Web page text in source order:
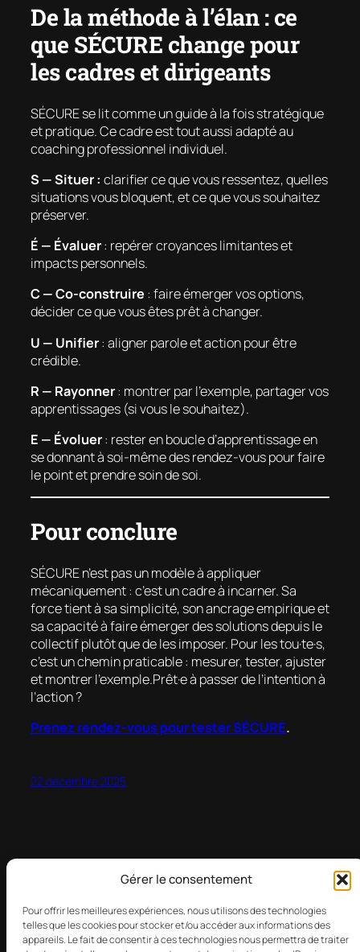
Gérer le consentement
Pour offrir les meilleures expériences, nous utilisons des technologies
telles que les cookies pour stocker et/ou accéder aux informations des
appareils. Le fait de consentir à ces technologies nous permettra de traiter
De la méthode à l’élan : ce
que SÉCURE change pour
les cadres et dirigeants
SÉCURE se lit comme un guide à la fois stratégique
et pratique. Ce cadre est tout aussi adapté au
coaching professionnel individuel.
S — Situer : clarifier ce que vous ressentez, quelles
situations vous bloquent, et ce que vous souhaitez
préserver.
É — Évaluer: repérer croyances limitantes et
impacts personnels.
C — Co-construire : faire émerger vos options,
décider ce que vous êtes prêt à changer.
U — Unifier: aligner parole et action pour être
crédible.
R — Rayonner: montrer par l’exemple, partager vos
apprentissages (si vous le souhaitez).
E — Évoluer: rester en boucle d’apprentissage en
se donnant à soi-même des rendez-vous pour faire
le point et prendre soin de soi.
Pour conclure
SÉCURE n’est pas un modèle à appliquer
mécaniquement : c’est un cadre à incarner. Sa
force tient à sa simplicité, son ancrage empirique et
sa capacité à faire émerger des solutions depuis le
collectif plutôt que de les imposer. Pour les tou·te·s,
c’est un chemin praticable : mesurer, tester, ajuster
et montrer l’exemple.Prêt·e à passer de l’intention à
l’action ?
Prenez rendez-vous pour tester SÉCURE.
22 décembre 2025